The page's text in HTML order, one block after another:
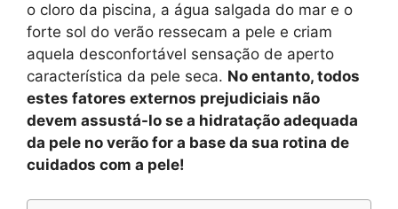
o cloro da piscina, a água salgada do mar e o
forte sol do verão ressecam a pele e criam
aquela desconfortável sensação de aperto
característica da pele seca. No entanto, todos
estes fatores externos prejudiciais não
devem assustá-lo se a hidratação adequada
da pele no verão for a base da sua rotina de
cuidados com a pele!